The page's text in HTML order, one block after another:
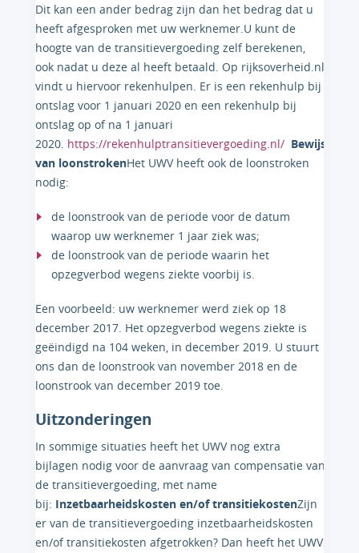
Dit kan een ander bedrag zijn dan het bedrag dat u
heeft afgesproken met uw werknemer.U kunt de
hoogte van de transitievergoeding zelf berekenen,
ook nadat u deze al heeft betaald. Op rijksoverheid.nl
vindt u hiervoor rekenhulpen. Er is een rekenhulp bij
ontslag voor 1 januari 2020 en een rekenhulp bij
ontslag op of na 1 januari
2020. https://rekenhulptransitievergoeding.nl/ Bewijs
van loonstrokenHet UWV heeft ook de loonstroken
nodig:
de loonstrook van de periode voor de datum
waarop uw werknemer 1 jaar ziek was;
de loonstrook van de periode waarin het
opzegverbod wegens ziekte voorbij is.
Een voorbeeld: uw werknemer werd ziek op 18
december 2017. Het opzegverbod wegens ziekte is
geëindigd na 104 weken, in december 2019. U stuurt
ons dan de loonstrook van november 2018 en de
loonstrook van december 2019 toe.
Uitzonderingen
In sommige situaties heeft het UWV nog extra
bijlagen nodig voor de aanvraag van compensatie van
de transitievergoeding, met name
bij: Inzetbaarheidskosten en/of transitiekostenZijn
er van de transitievergoeding inzetbaarheidskosten
en/of transitiekosten afgetrokken? Dan heeft het UWV